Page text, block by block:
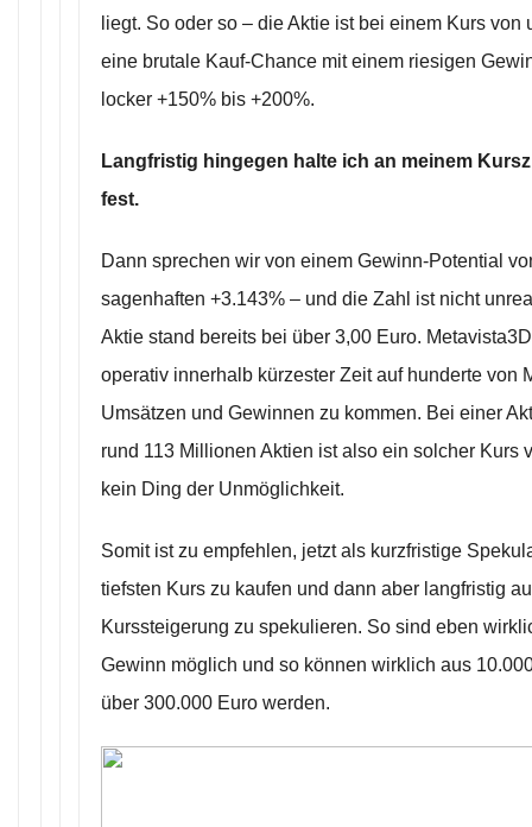
liegt. So oder so – die Aktie ist bei einem Kurs von
eine brutale Kauf-Chance mit einem riesigen
locker +150% bis +200%.
Langfristig hingegen halte ich an meinem
fest.
Dann sprechen wir von einem Gewinn-Potential
sagenhaften +3.143% – und die Zahl ist nicht
Aktie stand bereits bei über 3,00 Euro.
operativ innerhalb kürzester Zeit auf hunderte von
Umsätzen und Gewinnen zu kommen. Bei einer
rund 113 Millionen Aktien ist also ein solcher Kurs
kein Ding der Unmöglichkeit.
Somit ist zu empfehlen, jetzt als kurzfristige
tiefsten Kurs zu kaufen und dann aber langfristig
Kurssteigerung zu spekulieren. So sind eben
Gewinn möglich und so können wirklich aus
über 300.000 Euro werden.